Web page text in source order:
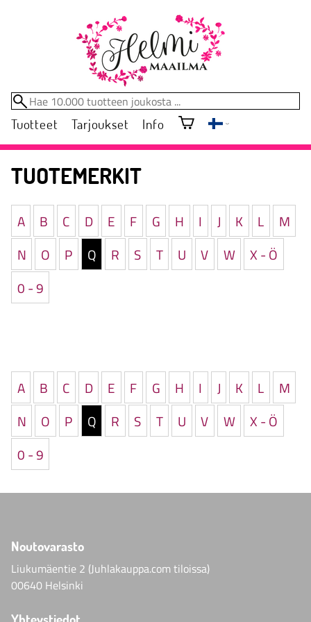
Tuotteet Tarjoukset Info
TUOTEMERKIT
A B C D E F G H I J K L
M
N
O P Q R S T U V W
X - Ö
0 - 9
A B C D E F G H I J K L
M
N
O P Q R S T U V W
X - Ö
0 - 9
Noutovarasto
Liukumäentie 2 (Juhlakauppa.com tiloissa)
00640 Helsinki